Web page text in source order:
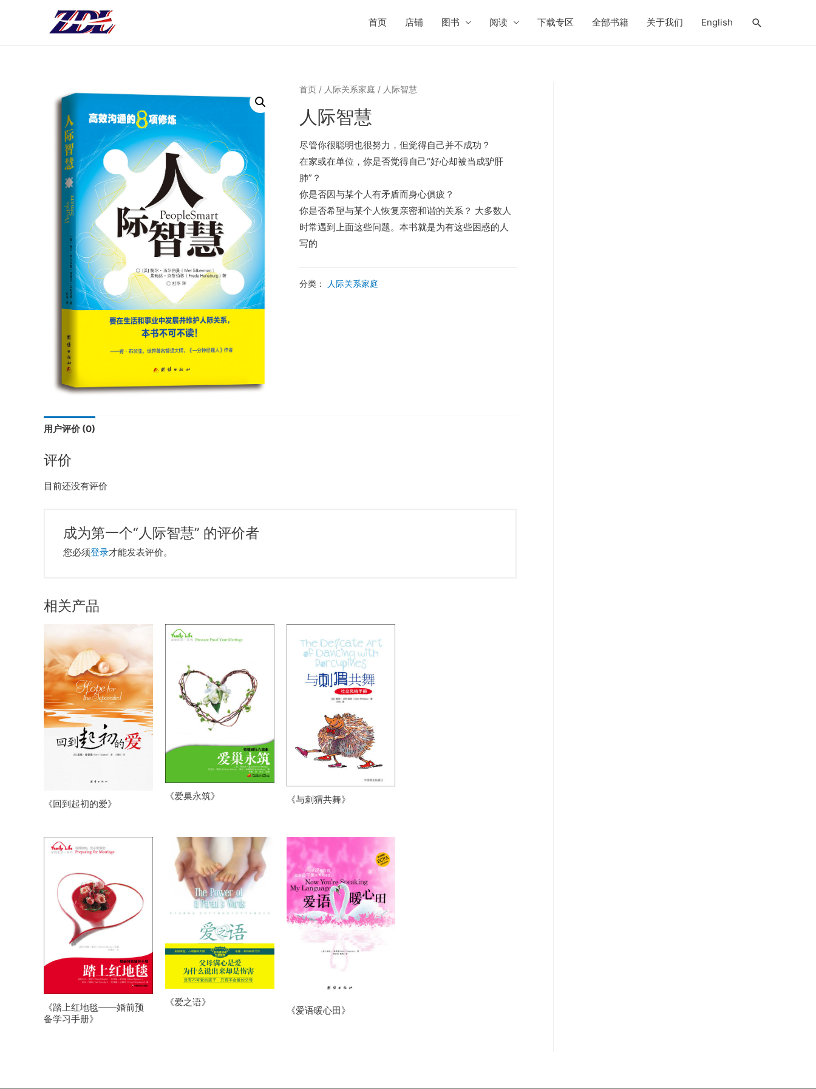
首页 店铺 图书 阅读 下载专区 全部书籍 关于我们 English 搜
首页/ 人际关系家庭 / 人际智慧
人际智慧
尽管你很聪明也很努力，但觉得自己并不成功？
在家或在单位，你是否觉得自己“好心却被当成驴肝
肺”？
你是否因与某个人有矛盾而身心俱疲？
你是否希望与某个人恢复亲密和谐的关系？ 大多数人
时常遇到上面这些问题。本书就是为有这些困惑的人
写的
分类： 人际关系家庭
用户评价 (0)
评价
目前还没有评价
成为第一个“人际智慧” 的评价者
您必须登录才能发表评价。
相关产品
《回到起初的爱》
《爱巢永筑》 《与刺猬共舞》
《踏上红地毯——婚前预
备学习手册》
《爱之语》
《爱语暖心田》